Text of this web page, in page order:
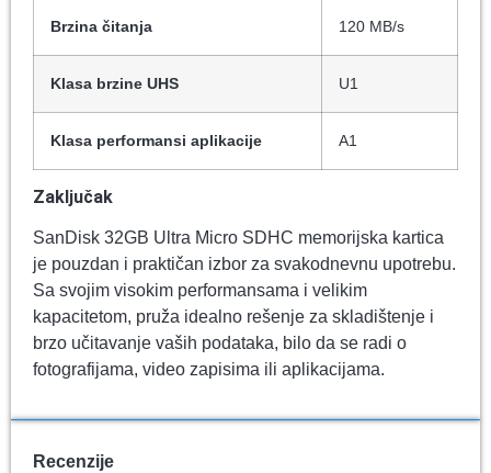
Brzina čitanja 120 MB/s
Klasa brzine UHS U1
Klasa performansi aplikacije A1
Zaključak
SanDisk 32GB Ultra Micro SDHC memorijska kartica
je pouzdan i praktičan izbor za svakodnevnu upotrebu.
Sa svojim visokim performansama i velikim
kapacitetom, pruža idealno rešenje za skladištenje i
brzo učitavanje vaših podataka, bilo da se radi o
fotografijama, video zapisima ili aplikacijama.
Recenzije